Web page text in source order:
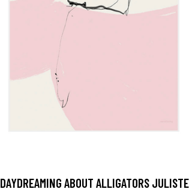
DAYDREAMING ABOUT ALLIGATORS JULISTE